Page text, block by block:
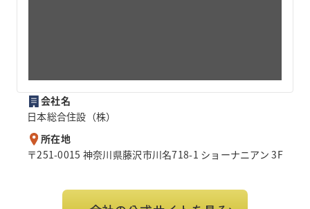
会社名
日本総合住設（株）
所在地
〒251-0015 神奈川県藤沢市川名718-1 ショーナニアン 3F